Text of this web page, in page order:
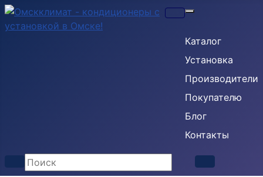
Каталог
Установка
Производители
Покупателю
Блог
Контакты